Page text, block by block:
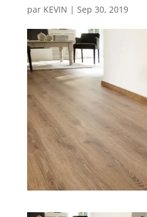
par KEVIN | Sep 30, 2019